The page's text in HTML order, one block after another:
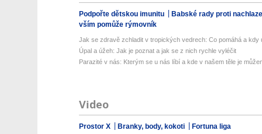
Podpořte dětskou imunitu
Babské rady proti
vším pomůže rýmovník
Jak se zdravě zchladit v tropických vedrech: Co pomáhá a kdy
Úpal a úžeh: Jak je poznat a jak se z nich rychle vyléčit
Parazité v nás: Kterým se u nás líbí a kde v našem těle je
Video
Prostor X Branky, body, kokoti Fortuna liga